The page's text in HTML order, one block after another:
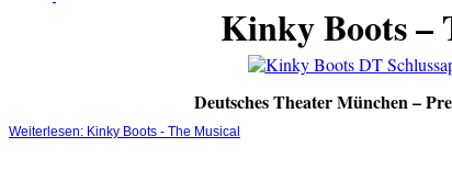
Kinky Boots –
Deutsches Theater München –
Weiterlesen: Kinky Boots - The Musical